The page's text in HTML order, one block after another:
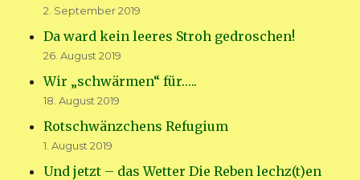
2. September 2019
Da ward kein leeres Stroh gedroschen!
26. August 2019
Wir „schwärmen“ für…..
18. August 2019
Rotschwänzchens Refugium
1. August 2019
Und jetzt – das Wetter Die Reben lechz(t)en